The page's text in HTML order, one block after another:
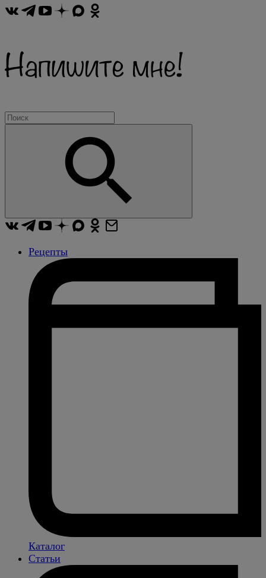
Рецепты
Каталог
Статьи